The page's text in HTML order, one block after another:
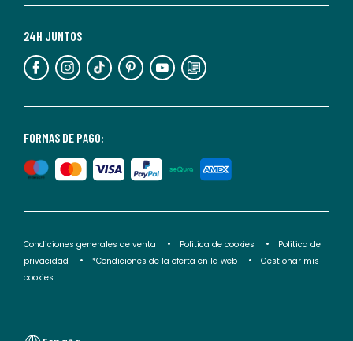
Para
información,
puedes
nuestra
de
privacidad</2>.
FORMAS DE PAGO:
24H JUNTOS
Condiciones generales de venta Politica de cookies
Politica de
privacidad
*Condiciones de la oferta en la web
Gestionar mis
cookies